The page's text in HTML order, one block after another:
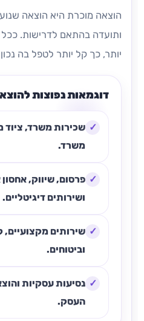
הוצאה מוכרת היא הוצאה
ותועדה בהתאם לדרישות. ככל
יותר, כך קל יותר לטפל בה
דוגמאות נפוצות
שכירות משרד, ציוד
משרד.
פרסום, שיווק,
ושירותים דיגיטליים.
שירותים
וביטוחים.
נסיעות עסקיות
העסק.